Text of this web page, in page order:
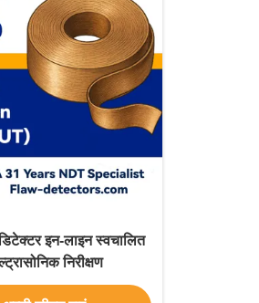
इन-लाइन स्वचालित
निरीक्षण